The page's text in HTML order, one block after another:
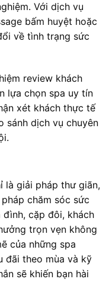
Với dịch vụ
bấm huyệt hoặc
về tình trạng sức
review khách
lựa chọn spa uy tín
xét khách thực tế
sánh dịch vụ chuyên
là giải pháp thư giãn,
chăm sóc sức
cặp đôi, khách
trọn vẹn không
của những spa
đãi theo mùa và kỹ
sẽ khiến bạn hài